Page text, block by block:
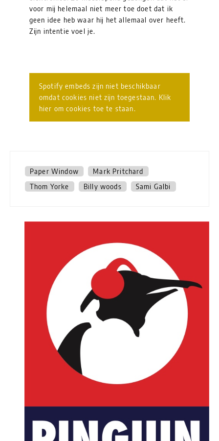
voor mij helemaal niet meer toe doet dat ik
geen idee heb waar hij het allemaal over heeft.
Zijn intentie voel je.
Spotify embeds zijn niet beschikbaar
omdat cookies niet zijn toegestaan. Klik
hier om cookies toe te staan.
Paper Window
Mark Pritchard
Thom Yorke
Billy woods Sami Galbi